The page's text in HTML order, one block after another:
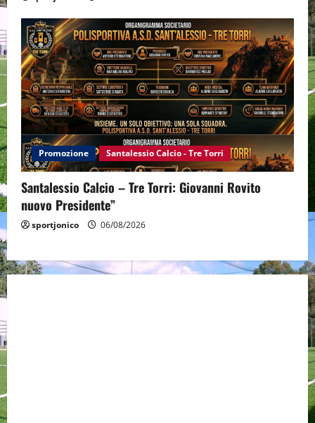
Promozione Santalessio Calcio - Tre Torri
Santalessio Calcio – Tre Torri: Giovanni Rovito
nuovo Presidente”
sportjonico 06/08/2026